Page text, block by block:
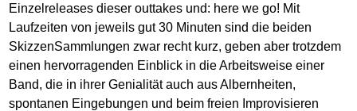
Einzelreleases dieser outtakes und: here we go! Mit
Laufzeiten von jeweils gut 30 Minuten sind die beiden
SkizzenSammlungen zwar recht kurz, geben aber trotzdem
einen hervorragenden Einblick in die Arbeitsweise einer
Band, die in ihrer Genialität auch aus Albernheiten,
spontanen Eingebungen und beim freien Improvisieren